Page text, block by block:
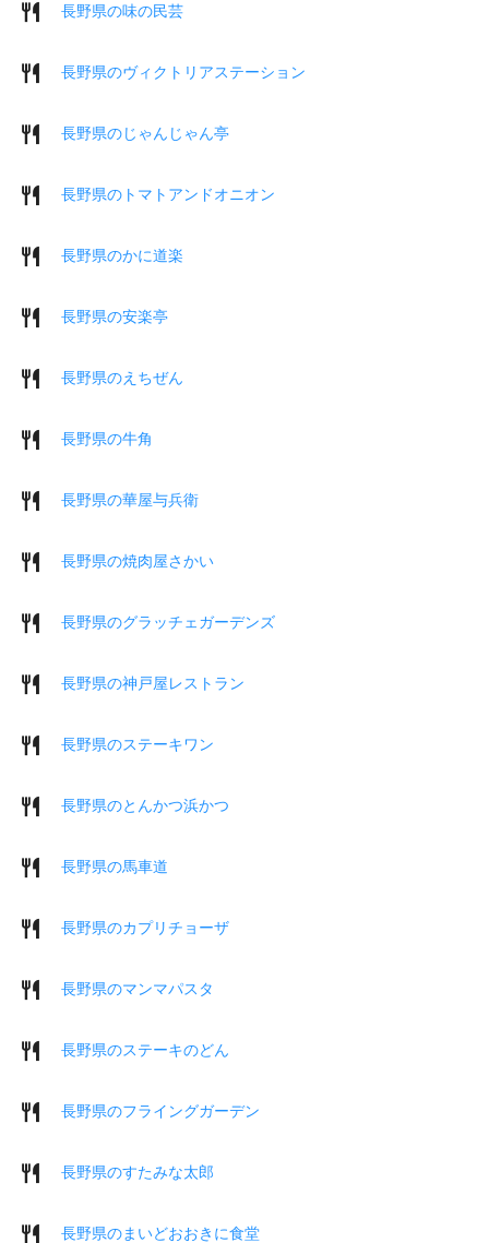
長野県の味の民芸
長野県のヴィクトリアステーション
長野県のじゃんじゃん亭
長野県のトマトアンドオニオン
長野県のかに道楽
長野県の安楽亭
長野県のえちぜん
長野県の牛角
長野県の華屋与兵衛
長野県の焼肉屋さかい
長野県のグラッチェガーデンズ
長野県の神戸屋レストラン
長野県のステーキワン
長野県のとんかつ浜かつ
長野県の馬車道
長野県のカプリチョーザ
長野県のマンマパスタ
長野県のステーキのどん
長野県のフライングガーデン
長野県のすたみな太郎
長野県のまいどおおきに食堂